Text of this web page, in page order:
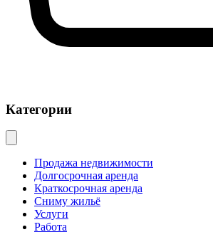
Категории
Продажа недвижимости
Долгосрочная аренда
Краткосрочная аренда
Сниму жильё
Услуги
Работа